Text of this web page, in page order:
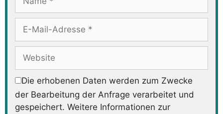
Adresse
Website
Die erhobenen Daten werden zum Zwecke
der Bearbeitung der Anfrage verarbeitet und
gespeichert. Weitere Informationen zur